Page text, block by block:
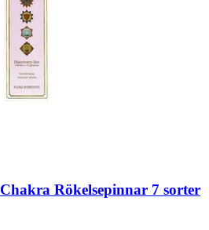
Chakra Rökelsepinnar 7 sorter